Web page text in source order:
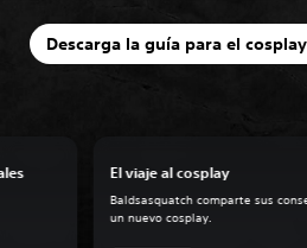
Descarga la guía para el
El viaje al cosplay
Baldsasquatch comparte sus
un nuevo cosplay.